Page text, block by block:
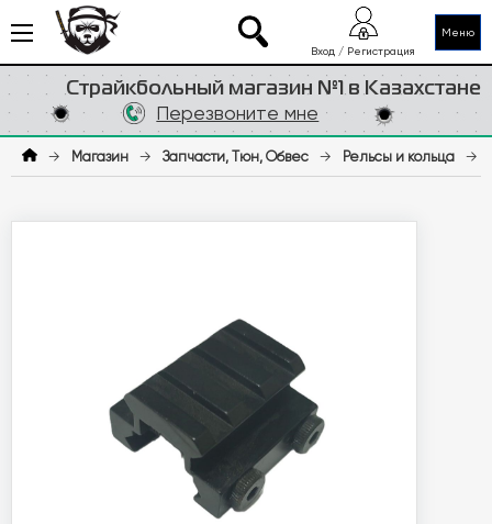
Меню
Страйкбольный магазин №1 в Казахстане
Вход / Регистрация
Перезвоните мне
→ Магазин → Запчасти, Тюн, Обвес → Рельсы и кольца →